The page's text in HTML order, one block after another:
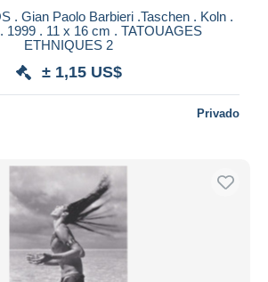
. Gian Paolo Barbieri .Taschen . Koln .
1999 . 11 x 16 cm . TATOUAGES
ETHNIQUES 2
± 1,15 US$
Privado